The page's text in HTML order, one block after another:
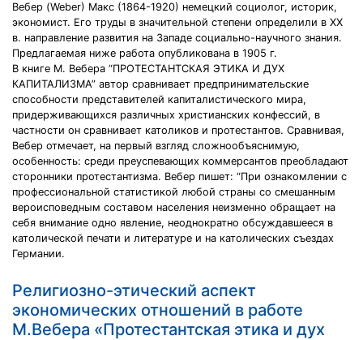
Вебер (Weber) Макс (1864-1920) немецкий социолог, историк,
экономист. Его труды в значительной степени определили в ХХ
в. направление развития на Западе социально-научного знания.
Предлагаемая ниже работа опубликована в 1905 г.
В книге М. Вебера “ПРОТЕСТАНТСКАЯ ЭТИКА И ДУХ
КАПИТАЛИЗМА” автор сравнивает предпринимательские
способности представителей капиталистического мира,
придерживающихся различных христианских конфессий, в
частности он сравнивает католиков и протестантов. Сравнивая,
Вебер отмечает, на первый взгляд сложнообъяснимую,
особенность: среди преуспевающих коммерсантов преобладают
сторонники протестантизма. Вебер пишет: “При ознакомлении с
профессиональной статистикой любой страны со смешанным
вероисповедным составом населения неизменно обращает на
себя внимание одно явление, неоднократно обсуждавшееся в
католической печати и литературе и на католических съездах
Германии.
Религиозно-этический аспект
экономических отношений в работе
М.Вебера «Протестантская этика и дух